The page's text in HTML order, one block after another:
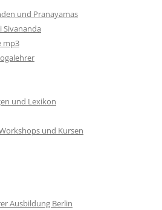
und Pranayamas
Sivananda
mp3
und Lexikon
und Kursen
Ausbildung Berlin